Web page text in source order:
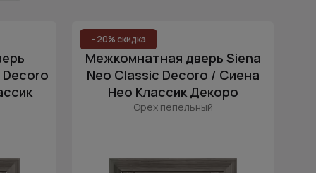
Для кладовки
Белые
и туалета
Цена (возр.)
Цена (убыв.)
Cначала новинки
Cначала скидки
Decoro
- 20% скидка
Межкомнатная дверь Siena
Neo Classic Decoro / Сиена
Нео Классик Декоро
Орех пепельный